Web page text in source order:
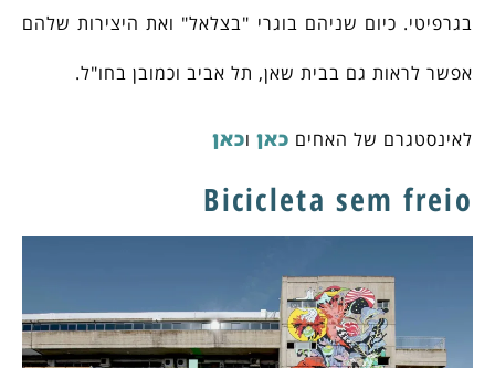
בגרפיטי. כיום שניהם בוגרי "בצלאל" ואת היצירות שלהם
אפשר לראות גם בבית שאן, תל אביב וכמובן בחו"ל.
לאינסטגרם של האחים כאן וכאן
Bicicleta sem freio